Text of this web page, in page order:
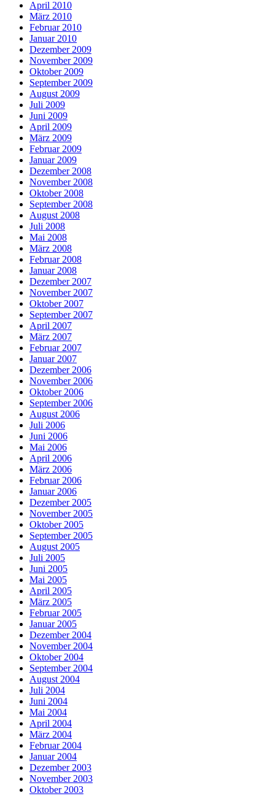
April 2010
März 2010
Februar 2010
Januar 2010
Dezember 2009
November 2009
Oktober 2009
September 2009
August 2009
Juli 2009
Juni 2009
April 2009
März 2009
Februar 2009
Januar 2009
Dezember 2008
November 2008
Oktober 2008
September 2008
August 2008
Juli 2008
Mai 2008
März 2008
Februar 2008
Januar 2008
Dezember 2007
November 2007
Oktober 2007
September 2007
April 2007
März 2007
Februar 2007
Januar 2007
Dezember 2006
November 2006
Oktober 2006
September 2006
August 2006
Juli 2006
Juni 2006
Mai 2006
April 2006
März 2006
Februar 2006
Januar 2006
Dezember 2005
November 2005
Oktober 2005
September 2005
August 2005
Juli 2005
Juni 2005
Mai 2005
April 2005
März 2005
Februar 2005
Januar 2005
Dezember 2004
November 2004
Oktober 2004
September 2004
August 2004
Juli 2004
Juni 2004
Mai 2004
April 2004
März 2004
Februar 2004
Januar 2004
Dezember 2003
November 2003
Oktober 2003